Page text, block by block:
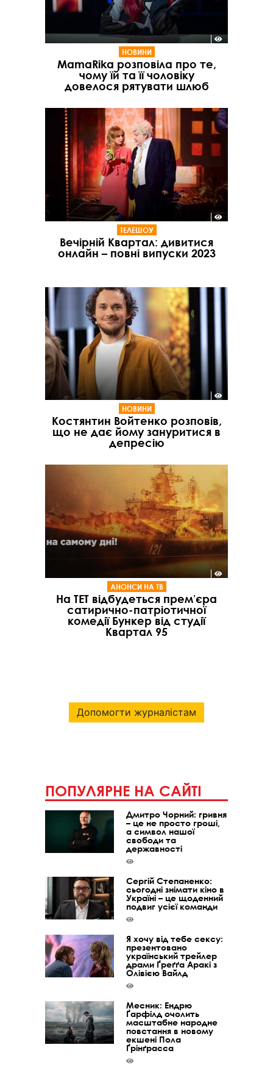
НОВИНИ
MamaRika розповіла про те,
чому їй та її чоловіку
довелося рятувати шлюб
ТЕЛЕШОУ
Вечірній Квартал: дивитися
онлайн – повні випуски 2023
НОВИНИ
Костянтин Войтенко розповів,
що не дає йому зануритися в
депресію
АНОНСИ НА ТВ
На ТЕТ відбудеться премʼєра
сатирично-патріотичної
комедії Бункер від студії
Квартал 95
Допомогти журналістам
ПОПУЛЯРНЕ НА САЙТІ
Дмитро Чорний: гривня
– це не просто гроші,
а символ нашої
свободи та
державності
Сергій Степаненко:
сьогодні знімати кіно в
Україні – це щоденний
подвиг усієї команди
Я хочу від тебе сексу:
презентовано
український трейлер
драми Ґреґґа Аракі з
Олівією Вайлд
Месник: Ендрю
Ґарфілд очолить
масштабне народне
повстання в новому
екшені Пола
Ґрінґрасса